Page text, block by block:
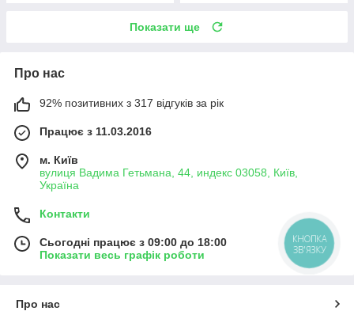
Показати ще
Про нас
92% позитивних з 317 відгуків за рік
Працює з 11.03.2016
м. Київ
вулиця Вадима Гетьмана, 44, индекс 03058, Київ,
Україна
Контакти
Сьогодні працює з 09:00 до 18:00
Показати весь графік роботи
Про нас
КНОПКА
ЗВ'ЯЗКУ